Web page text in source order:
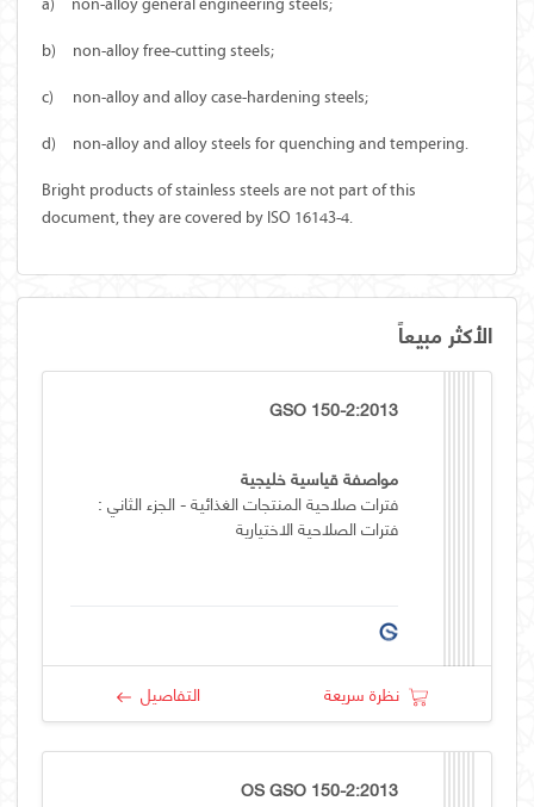
b) non-alloy free-cutting steels;
c) non-alloy and alloy case-hardening steels;
d) non-alloy and alloy steels for quenching and tempering.
Bright products of stainless steels are not part of this
document, they are covered by ISO 16143-4.
الأكثر مبيعاً
GSO 150-2:2013
مواصفة قياسية خليجية
فترات صلاحية المنتجات الغذائية - الجزء الثاني :
فترات الصلاحية الاختيارية
نظرة سريعة التفاصيل
OS GSO 150-2:2013